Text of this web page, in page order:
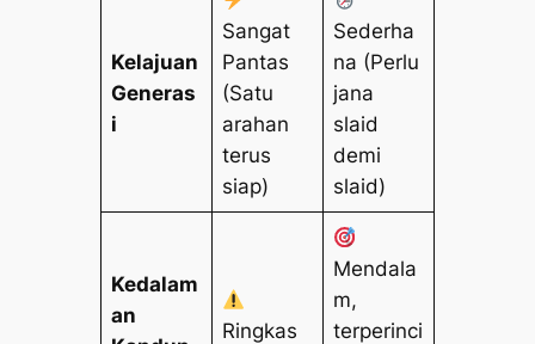
Kelajuan
Generas
i
Sangat
Pantas
(Satu
arahan
terus
siap)
Sederha
na (Perlu
jana
slaid
demi
slaid)
Kedalam
an
Ringkas
Mendala
m,
terperinci